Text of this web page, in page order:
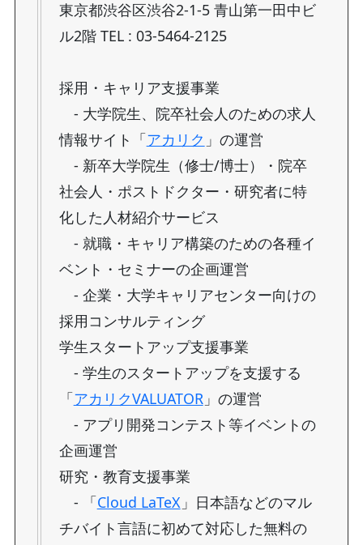
東京都渋谷区渋谷2-1-5 青山第一田中ビ
ル2階 TEL : 03-5464-2125
採用・キャリア支援事業
- 大学院生、院卒社会人のための求人
情報サイト「アカリク 」の運営
- 新卒大学院生（修士/博士）・院卒
社会人・ポストドクター・研究者に特
化した人材紹介サービス
- 就職・キャリア構築のための各種イ
ベント・セミナーの企画運営
- 企業・大学キャリアセンター向けの
採用コンサルティング
学生スタートアップ支援事業
- 学生のスタートアップを支援する
「アカリクVALUATOR 」の運営
- アプリ開発コンテスト等イベントの
企画運営
研究・教育支援事業
- 「Cloud LaTeX 」日本語などのマル
チバイト言語に初めて対応した無料の